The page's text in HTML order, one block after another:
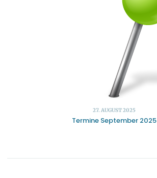
27. AUGUST 2025
Termine September 2025